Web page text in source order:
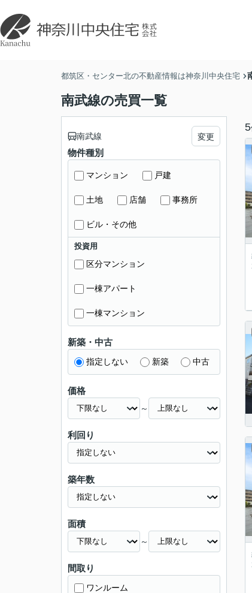
都筑区・センター北の不動産情報は神奈川中央住宅
南武線の売買一覧
5
南武線 変更
物件種別
マンション 戸建
土地 店舗 事務所
ビル・その他
投資用
区分マンション
一棟アパート
一棟マンション
新築・中古
指定しない 新築 中古
価格
～
利回り
築年数
面積
～
間取り
ワンルーム